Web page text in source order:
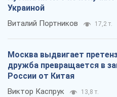
Украиной
Виталий Портников 17,2 т.
Москва выдвигает
дружба превращается в
России от Китая
Виктор Каспрук 13,8 т.